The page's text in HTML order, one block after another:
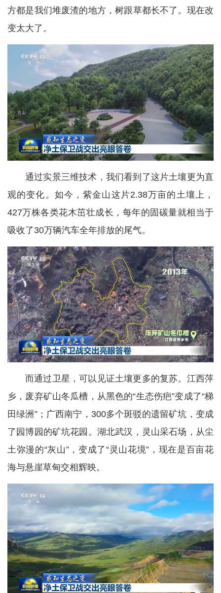
方都是我们堆废渣的地方，树跟草都长不了。现在改
变太大了。
通过实景三维技术，我们看到了这片土壤更为直
观的变化。如今，紫金山这片2.38万亩的土壤上，
427万株各类花木茁壮成长，每年的固碳量就相当于
吸收了30万辆汽车全年排放的尾气。
而通过卫星，可以见证土壤更多的复苏。江西萍
乡，废弃矿山冬瓜槽，从黑色的“生态伤疤”变成了“梯
田绿洲”；广西南宁，300多个斑驳的遗留矿坑，变成
了园博园的矿坑花园。湖北武汉，灵山采石场，从尘
土弥漫的“灰山”，变成了“灵山花境”，现在是百亩花
海与悬崖草甸交相辉映。